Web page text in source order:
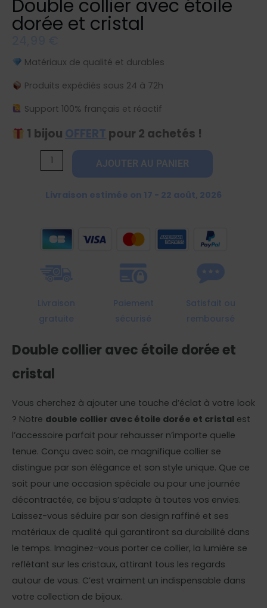
Double collier avec étoile
dorée et cristal
Matériaux de qualité et durables
Produits expédiés sous 24 à 72h
Support 100% français et réactif
1 bijouOFFERTpour 2 achetés !
quantité
Double
AJOUTER AU PANIER
Livraison estimée on 17 - 22 août, 2026
Livraison
gratuite
Paiement
sécurisé
Satisfait ou
remboursé
Double collier avec étoile dorée et
cristal
Vous cherchez à ajouter une touche d’éclat à votre look
? Notre double collier avec étoile dorée et cristal est
l’accessoire parfait pour rehausser n’importe quelle
tenue. Conçu avec soin, ce magnifique collier se
distingue par son élégance et son style unique. Que ce
soit pour une occasion spéciale ou pour une journée
décontractée, ce bijou s’adapte à toutes vos envies.
Laissez-vous séduire par son design raffiné et ses
matériaux de qualité qui garantiront sa durabilité dans
le temps. Imaginez-vous porter ce collier, la lumière se
reflétant sur les cristaux, attirant tous les regards
autour de vous. C’est vraiment un indispensable dans
votre collection de bijoux.